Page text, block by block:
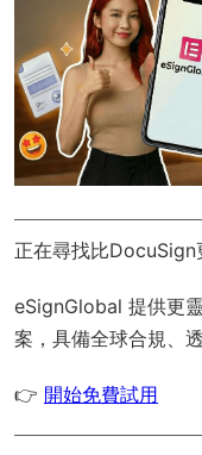
正在尋找比DocuSign
eSignGlobal 提供更
案，具備全球合規 、
👉 開始免費試用